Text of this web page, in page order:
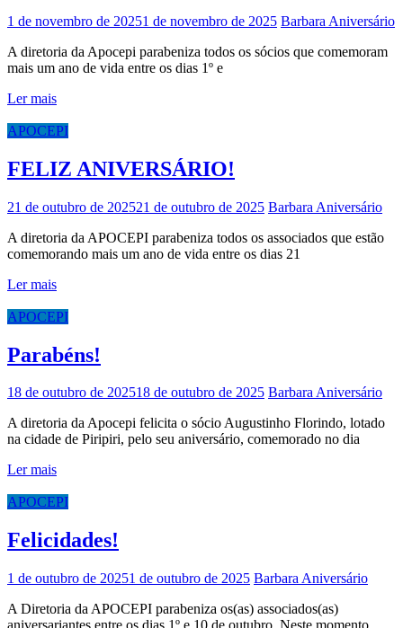
1 de novembro de 20251 de novembro de 2025 Barbara Aniversário
A diretoria da Apocepi parabeniza todos os sócios que comemoram
mais um ano de vida entre os dias 1º e
Ler mais
APOCEPI
FELIZ ANIVERSÁRIO!
21 de outubro de 202521 de outubro de 2025 Barbara Aniversário
A diretoria da APOCEPI parabeniza todos os associados que estão
comemorando mais um ano de vida entre os dias 21
Ler mais
APOCEPI
Parabéns!
18 de outubro de 202518 de outubro de 2025 BarbaraAniversário
A diretoria da Apocepi felicita o sócio Augustinho Florindo, lotado
na cidade de Piripiri, pelo seu aniversário, comemorado no dia
Ler mais
APOCEPI
Felicidades!
1 de outubro de 20251 de outubro de 2025 Barbara Aniversário
A Diretoria da APOCEPI parabeniza os(as) associados(as)